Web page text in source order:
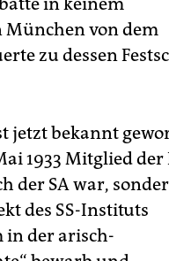
München von dem
zu dessen
jetzt bekannt
1933 Mitglied der
der SA war,
des SS-Instituts
in der arisch-